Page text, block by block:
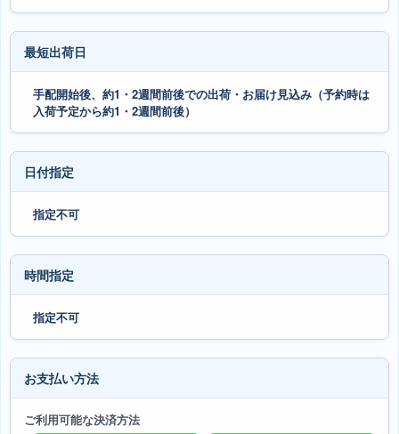
最短出荷日
手配開始後、約1・2週間前後での出荷・お届け見込み（予約時は
入荷予定から約1・2週間前後）
日付指定
指定不可
時間指定
指定不可
お支払い方法
ご利用可能な決済方法